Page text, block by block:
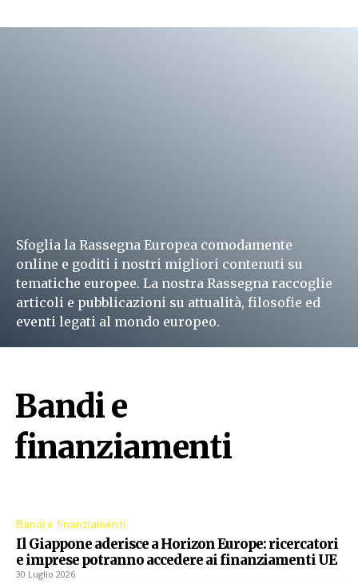
Sfoglia la Rassegna Europea comodamente
online e goditi i nostri migliori contenuti su
tematiche europee. La nostra Rassegna raccoglie
articoli e pubblicazioni su attualità, filosofie ed
eventi legati al mondo europeo.
Bandi e
finanziamenti
Bandi e finanziamenti
Il Giappone aderisce a Horizon Europe: ricercatori
e imprese potranno accedere ai finanziamenti UE
30 Luglio 2026